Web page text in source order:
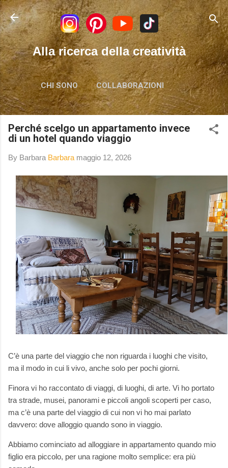
Passa ai contenuti principali
Alla ricerca della creatività
CHI SONO COLLABORAZIONI
Perché scelgo un appartamento invece
di un hotel quando viaggio
By Barbara Barbara maggio 12, 2026
C’è una parte del viaggio che non riguarda i luoghi che visito,
ma il modo in cui li vivo, anche solo per pochi giorni.
Finora vi ho raccontato di viaggi, di luoghi, di arte. Vi ho portato
tra strade, musei, panorami e piccoli angoli scoperti per caso,
ma c’è una parte del viaggio di cui non vi ho mai parlato
davvero: dove alloggio quando sono in viaggio.
Abbiamo cominciato ad alloggiare in appartamento quando mio
figlio era piccolo, per una ragione molto semplice: era più